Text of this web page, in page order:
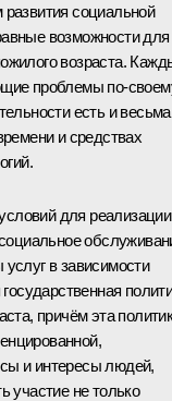
социальной
возможности для
возраста.
проблемы
есть и весьма
и средствах
для реализации
в зависимости
причём эта
и интересы людей,
участие не только